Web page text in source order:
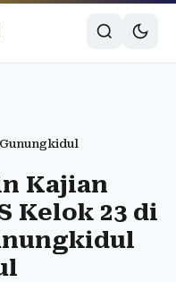
Gunungkidul
Kajian
Kelok 23 di